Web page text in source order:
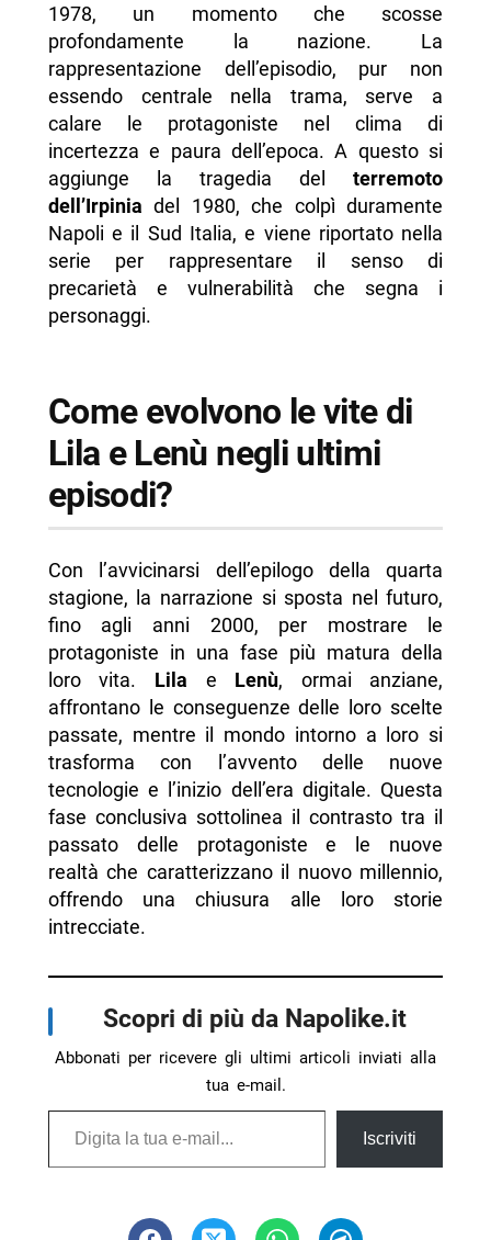
1978, un momento che scosse
profondamente la nazione. La
rappresentazione dell’episodio, pur non
essendo centrale nella trama, serve a
calare le protagoniste nel clima di
incertezza e paura dell’epoca. A questo si
aggiunge la tragedia delterremoto
dell’Irpinia del 1980, che colpì duramente
Napoli e il Sud Italia, e viene riportato nella
serie per rappresentare il senso di
precarietà e vulnerabilità che segna i
personaggi.
Come evolvono le vite di
Lila e Lenù negli ultimi
episodi?
Con l’avvicinarsi dell’epilogo della quarta
stagione, la narrazione si sposta nel futuro,
fino agli anni 2000, per mostrare le
protagoniste in una fase più matura della
loro vita. Lila e Lenù, ormai anziane,
affrontano le conseguenze delle loro scelte
passate, mentre il mondo intorno a loro si
trasforma con l’avvento delle nuove
tecnologie e l’inizio dell’era digitale. Questa
fase conclusiva sottolinea il contrasto tra il
passato delle protagoniste e le nuove
realtà che caratterizzano il nuovo millennio,
offrendo una chiusura alle loro storie
intrecciate.
Scopri di più da Napolike.it
Abbonati per ricevere gli ultimi articoli inviati alla
tua e-mail.
Digita la tua e-mail...
Iscriviti